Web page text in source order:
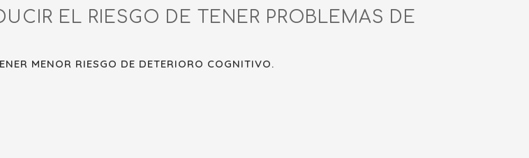
EL RIESGO DE TENER PROBLEMAS DE
MENOR RIESGO DE DETERIORO COGNITIVO.